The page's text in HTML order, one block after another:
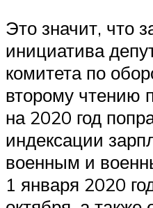
Это значит, что
инициатива
комитета по
второму чтению
на 2020 год
индексации
военным и
1 января 2020